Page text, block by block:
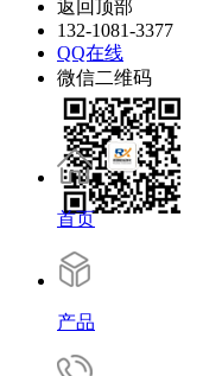
返回顶部
132-1081-3377
QQ在线
微信二维码
首页
产品